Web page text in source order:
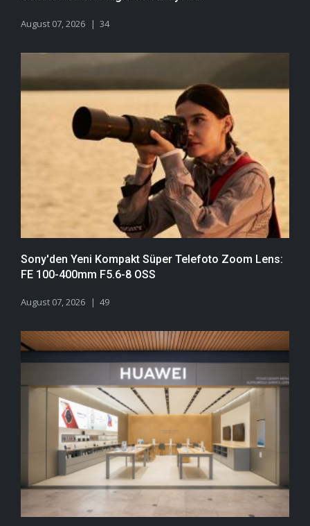
August 07, 2026 34
Sony'den Yeni Kompakt Süper Telefoto Zoom Lens:
FE 100-400mm F5.6-8 OSS
August 07, 2026 49